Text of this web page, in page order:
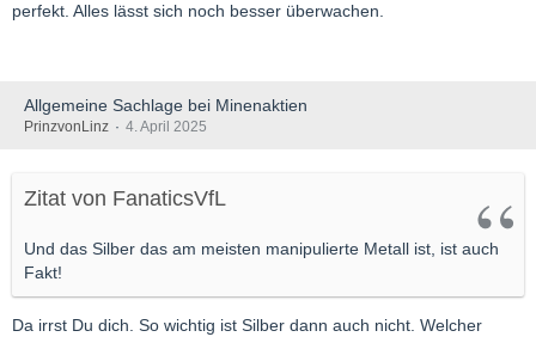
perfekt. Alles lässt sich noch besser überwachen.
Allgemeine Sachlage bei Minenaktien
PrinzvonLinz 4. April 2025
Zitat von FanaticsVfL
Und das Silber das am meisten manipulierte Metall ist, ist auch
Fakt!
Da irrst Du dich. So wichtig ist Silber dann auch nicht. Welcher